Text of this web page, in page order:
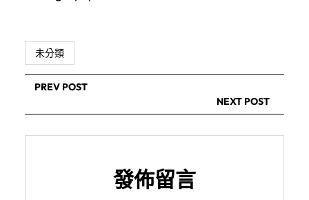
未分類
PREV POST
NEXT POST
發佈留言